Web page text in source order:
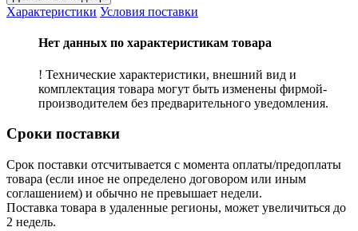
Характеристики Условия поставки
Нет данных по характеристикам товара
! Технические характеристики, внешний вид и
комплектация товара могут быть изменены фирмой-
производителем без предварительного уведомления.
Сроки поставки
Срок поставки отсчитывается с момента оплаты/предоплаты
товара (если иное не определено договором или иным
соглашением) и обычно не превышает недели.
Поставка товара в удаленные регионы, может увеличиться до
2 недель.